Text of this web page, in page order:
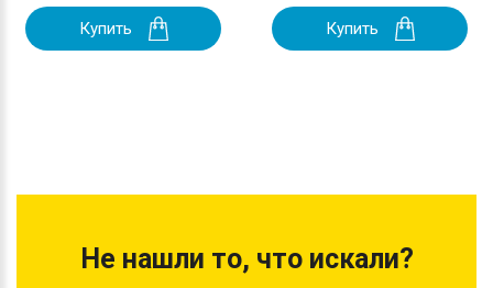
Купить Купить
Не нашли то, что искали?